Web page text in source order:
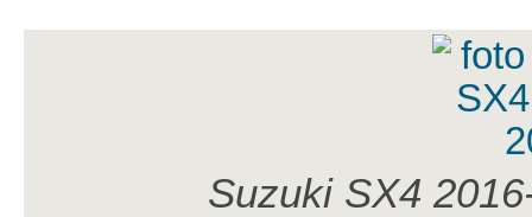
Suzuki SX4